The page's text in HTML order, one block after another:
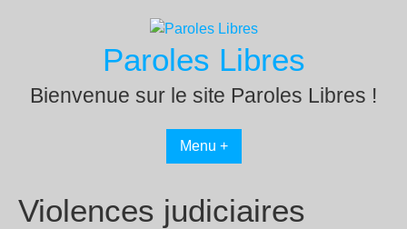
Paroles Libres
Bienvenue sur le site Paroles Libres !
Menu +
Violences judiciaires